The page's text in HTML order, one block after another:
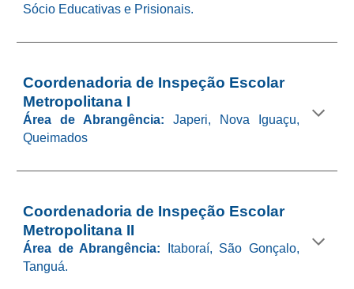
Sócio Educativas e Prisionais.
Coordenadoria de Inspeção Escolar
Metropolitana I
Área de Abrangência: Japeri, Nova Iguaçu,
Queimados
Coordenadoria de Inspeção Escolar
Metropolitana II
Área de Abrangência: Itaboraí, São Gonçalo,
Tanguá.